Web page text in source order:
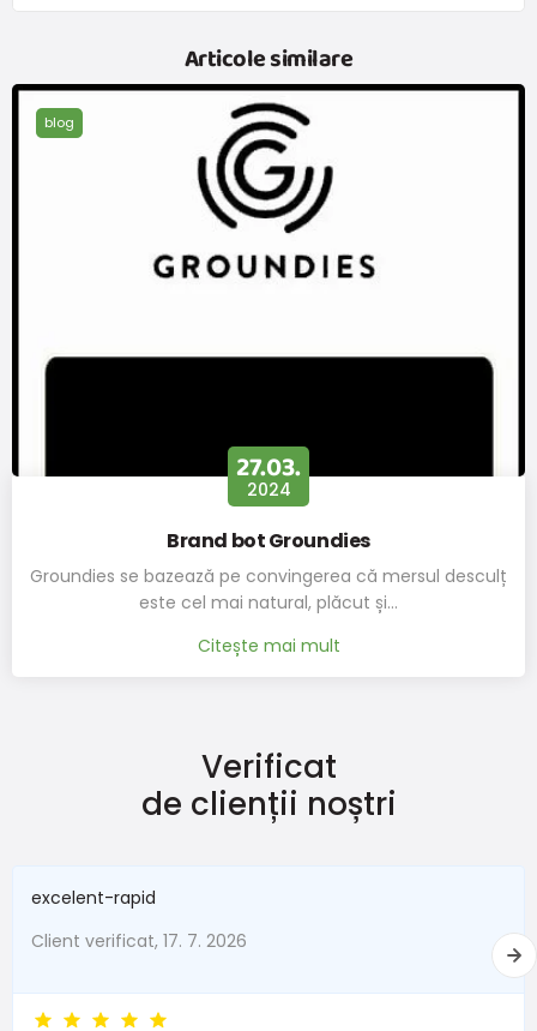
Dimensiunea
UE
36 37 38 39 40 41 42
241 248 255
90 92 93 95 96
modelele pentru femei și cele pentru bărbați de aceeași
Articole similare
blog
27.03.
2024
Brand bot Groundies
Groundies se bazează pe convingerea că mersul desculț
este cel mai natural, plăcut și…
Citește mai mult
Verificat
de clienții noștri
excelent-rapid
Client verificat, 17. 7. 2026